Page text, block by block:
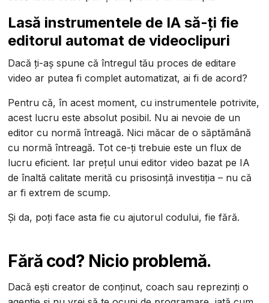
Lasă instrumentele de IA să-ți fie
editorul automat de videoclipuri
Dacă ți-aș spune că întregul tău proces de editare
video ar putea fi complet automatizat, ai fi de acord?
Pentru că, în acest moment, cu instrumentele potrivite,
acest lucru este absolut posibil. Nu ai nevoie de un
editor cu normă întreagă. Nici măcar de o săptămână
cu normă întreagă. Tot ce-ți trebuie este un flux de
lucru eficient. Iar prețul unui editor video bazat pe IA
de înaltă calitate merită cu prisosință investiția – nu că
ar fi extrem de scump.
Și da, poți face asta fie cu ajutorul codului, fie fără.
Fără cod? Nicio problemă.
Dacă ești creator de conținut, coach sau reprezinți o